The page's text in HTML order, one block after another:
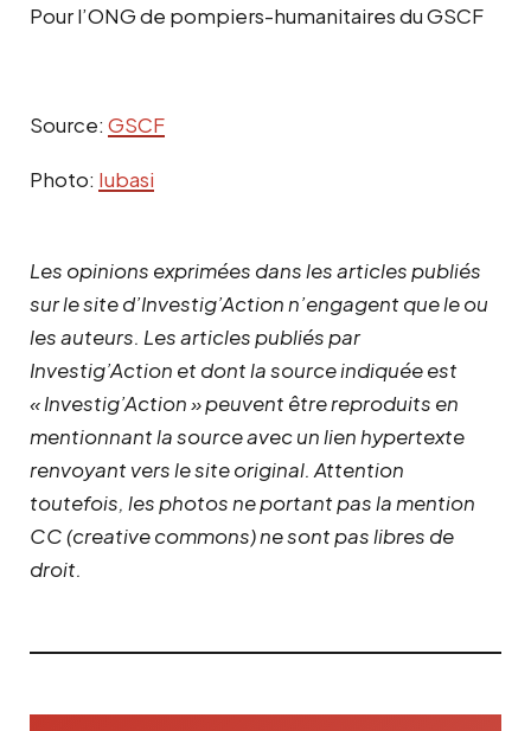
Pour l’ONG de pompiers-humanitaires du GSCF
Source: GSCF
Photo: Iubasi
Les opinions exprimées dans les articles publiés
sur le site d’Investig’Action n’engagent que le ou
les auteurs. Les articles publiés par
Investig’Action et dont la source indiquée est
« Investig’Action » peuvent être reproduits en
mentionnant la source avec un lien hypertexte
renvoyant vers le site original. Attention
toutefois, les photos ne portant pas la mention
CC (creative commons) ne sont pas libres de
droit.